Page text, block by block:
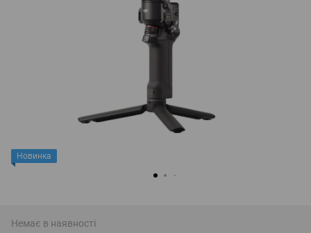
Новинка
Немає в наявності